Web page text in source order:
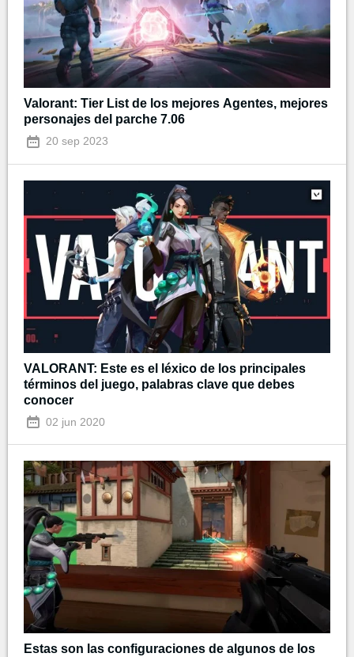
Valorant: Tier List de los mejores Agentes, mejores
personajes del parche 7.06
20 sep 2023
VALORANT: Este es el léxico de los principales
términos del juego, palabras clave que debes
conocer
02 jun 2020
Estas son las configuraciones de algunos de los